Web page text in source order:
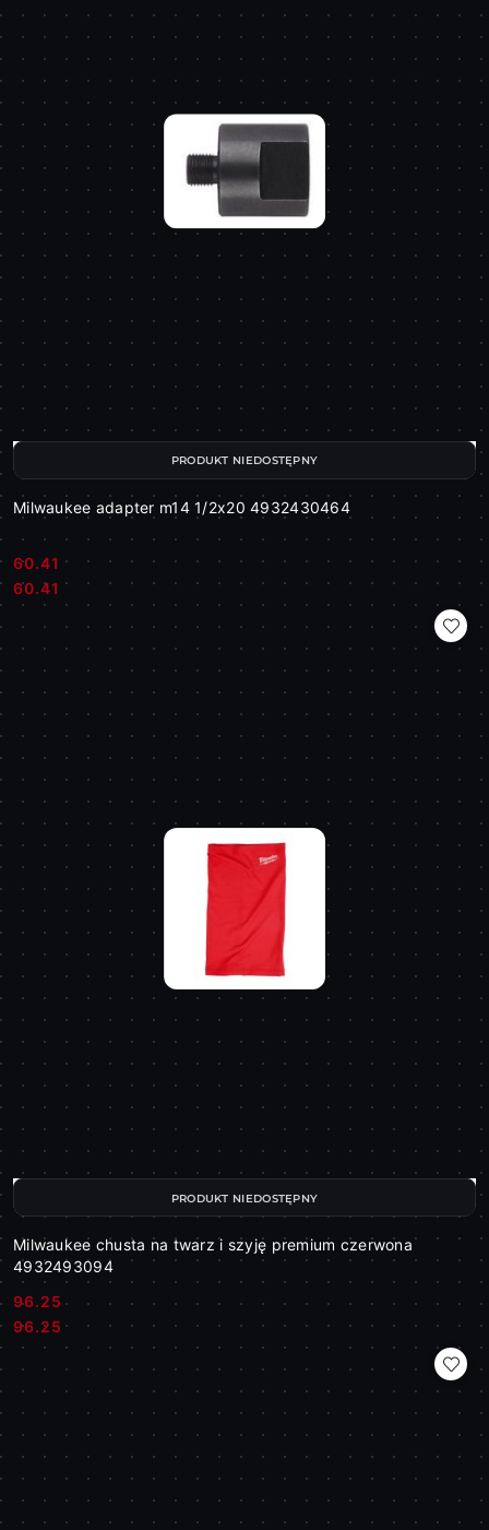
Milwaukee adapter m14 1/2x20 4932430464
Cena:
60.41
Cena:
60.41
PRODUKT NIEDOSTĘPNY
Milwaukee chusta na twarz i szyję premium czerwona
4932493094
Cena:
96.25
Cena:
96.25
PRODUKT NIEDOSTĘPNY